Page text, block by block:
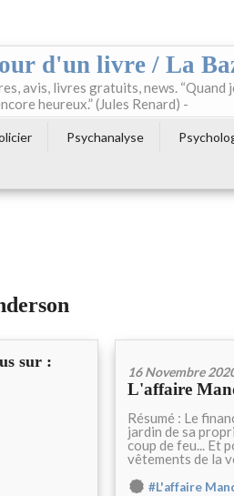
d'un livre / La
avis, livres gratuits, news. “Quand
heureux.” (Jules Renard) -
Psychanalyse
sur :
16 Novembre
L'affaire
Résumé : Le
jardin de sa
coup de feu... Et
vêtements de la
#L'affaire